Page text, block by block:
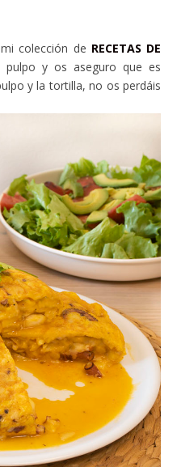
colección de RECETAS DE
y os aseguro que es
y la tortilla, no os perdáis